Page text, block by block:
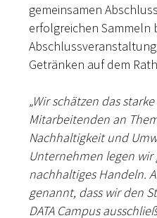
gemeinsamen
erfolgreichen Sammeln
Getränken auf dem
„Wir schätzen das
Mitarbeitenden an
Nachhaltigkeit und
Unternehmen legen
nachhaltiges Handeln.
genannt, dass wir den
DATA Campus